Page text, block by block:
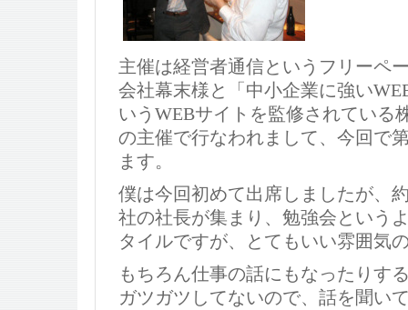
主催は経営者通信というフリーペ
会社幕末様と「中小企業に強い
いうWEBサイトを監修されている
の主催で行なわれまして、今回で
ます。
僕は今回初めて出席しましたが、
社の社長が集まり、勉強会という
タイルですが、とてもいい雰囲気
もちろん仕事の話にもなったりす
ガツガツしてないので、話を聞い